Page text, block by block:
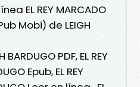
EL REY MARCADO
Mobi) de LEIGH
BARDUGO PDF, EL REY
Epub, EL REY